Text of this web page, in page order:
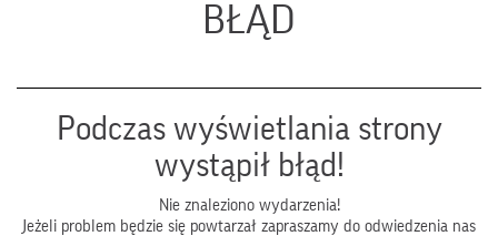
BŁĄD
Podczas wyświetlania strony
wystąpił błąd!
Nie znaleziono wydarzenia!
Jeżeli problem będzie się powtarzał zapraszamy do odwiedzenia nas